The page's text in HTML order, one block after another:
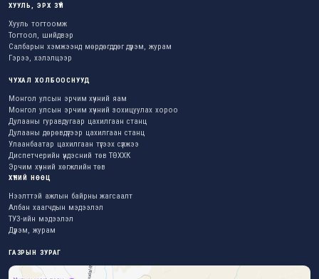
ХУУЛЬ, ЭРХ ЗҮЙ
Хууль тогтоомж
Тогтоол, шийдвэр
Салбарын хэмжээнд мөрдөгддөг дүрэм, журам
Гэрээ, хэлэлцээр
ЧУХАЛ ХОЛБООСНУУД
Монгол улсын эрчим хүчний яам
Монгол улсын эрчим хүчний зохицуулах хороо
Дулааны гуравдугаар цахилгаан станц
Дулааны дөрөвдүгээр цахилгаан станц
Улаанбаатар цахилгаан түгээх сүлжээ
Диспетчерийн үндэсний төв ТӨХХК
Эрчим хүчний хөгжлийн төв
ХҮНИЙ НӨӨЦ
Нээлттэй ажлын байрны жагсаалт
Албан хаагчдын мэдээлэл
ТУЗ-ийн мэдээлэл
Дүрэм, журам
ГАЗРЫН ЗУРАГ